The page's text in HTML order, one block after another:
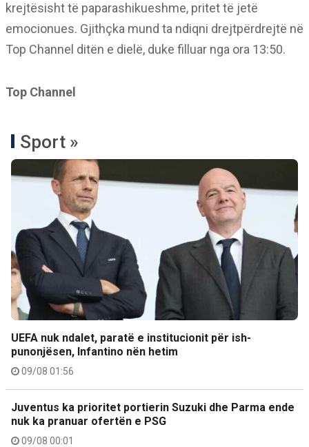
krejtësisht të paparashikueshme, pritet të jetë
emocionues. Gjithçka mund ta ndiqni drejtpërdrejtë në
Top Channel ditën e dielë, duke filluar nga ora 13:50.
Top Channel
Sport »
UEFA nuk ndalet, paratë e institucionit për ish-
punonjësen, Infantino nën hetim
09/08 01:56
Juventus ka prioritet portierin Suzuki dhe Parma ende
nuk ka pranuar ofertën e PSG
09/08 00:01